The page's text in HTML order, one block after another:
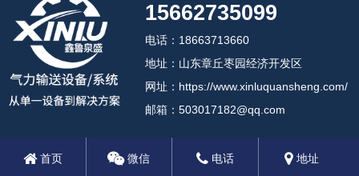
15662735099
电话：18663713660
地址：山东章丘枣园经济开发区
网址：https://www.xinluquansheng.com/
邮箱：503017182@qq.com
2024 济南鑫鲁泉盛机械设备有限公司 备案号:鲁ICP备18012408号-3 鲁公网安备37018102000806号
首页 微信 电话 地址